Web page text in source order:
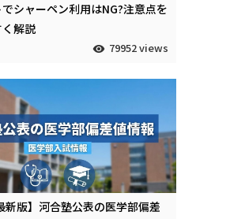
シャーペン利用はNG?注意点を
解説
79952 views
新版】河合塾公表の医学部偏差